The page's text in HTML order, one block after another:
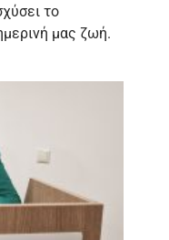
το
μας ζωή.